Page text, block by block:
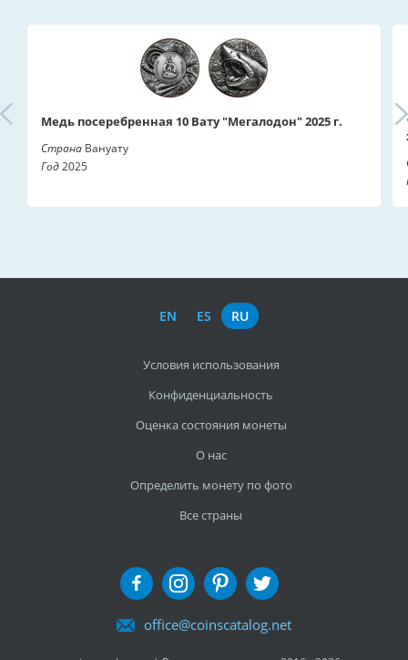
Медь посеребренная 10 Вату "Мегалодон" 2025 г.
Страна Вануату
Год2025
EN ES RU
Условия использования
Конфиденциальность
Оценка состояния монеты
О нас
Определить монету по фото
Все страны
office@coinscatalog.net